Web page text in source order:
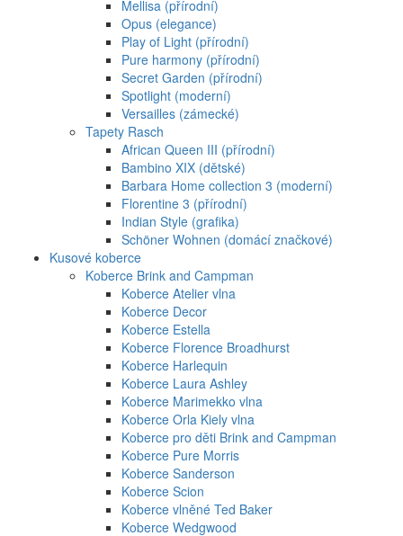
Mellisa (přírodní)
Opus (elegance)
Play of Light (přírodní)
Pure harmony (přírodní)
Secret Garden (přírodní)
Spotlight (moderní)
Versailles (zámecké)
Tapety Rasch
African Queen III (přírodní)
Bambino XIX (dětské)
Barbara Home collection 3 (moderní)
Florentine 3 (přírodní)
Indian Style (grafika)
Schöner Wohnen (domácí značkové)
Kusové koberce
Koberce Brink and Campman
Koberce Atelier vlna
Koberce Decor
Koberce Estella
Koberce Florence Broadhurst
Koberce Harlequin
Koberce Laura Ashley
Koberce Marimekko vlna
Koberce Orla Kiely vlna
Koberce pro děti Brink and Campman
Koberce Pure Morris
Koberce Sanderson
Koberce Scion
Koberce vlněné Ted Baker
Koberce Wedgwood